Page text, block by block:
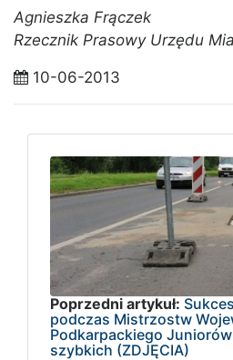
Agnieszka Frączek
Rzecznik Prasowy Urzędu
10-06-2013
Poprzedni artykuł:
podczas Mistrzostw
Podkarpackiego
szybkich (ZDJĘCIA)